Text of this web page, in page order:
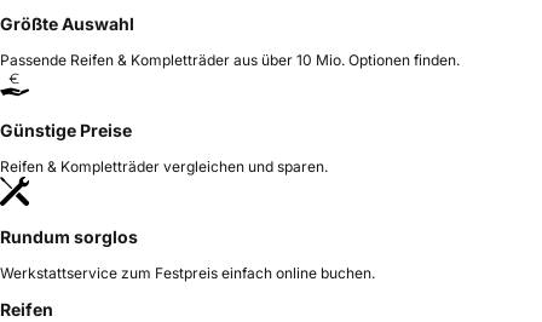
Größte Auswahl
Passende Reifen & Kompletträder aus über 10 Mio. Optionen finden.
Günstige Preise
Reifen & Kompletträder vergleichen und sparen.
Rundum sorglos
Werkstattservice zum Festpreis einfach online buchen.
Reifen